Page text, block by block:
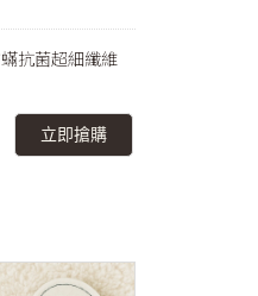
抗菌超細纖維
立即搶購